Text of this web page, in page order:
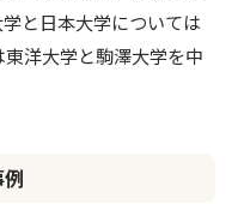
と日本大学については
洋大学と駒澤大学を中